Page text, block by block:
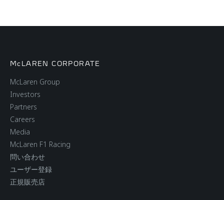
McLAREN CORPORATE
McLaren Group
Investors
Partners
Careers
Media
McLaren F1 Racing
問い合わせ
ユーザー登録
正規販売店